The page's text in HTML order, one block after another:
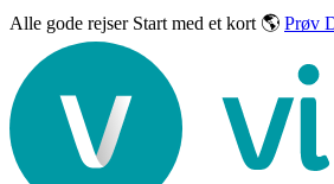
Alle gode rejser Start med et kort 🌎 Prøv